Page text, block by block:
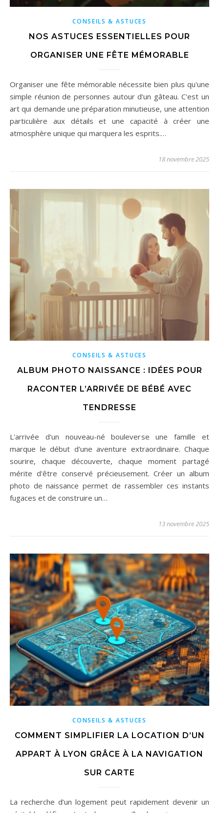
CONSEILS & ASTUCES
NOS ASTUCES ESSENTIELLES POUR
ORGANISER UNE FÊTE MÉMORABLE
Organiser une fête mémorable nécessite bien plus qu'une
simple réunion de personnes autour d'un gâteau. C'est un
art qui demande une préparation minutieuse, une attention
particulière aux détails et une capacité à créer une
atmosphère unique qui marquera les esprits.…
18 novembre 2025
CONSEILS & ASTUCES
ALBUM PHOTO NAISSANCE : IDÉES POUR
RACONTER L’ARRIVÉE DE BÉBÉ AVEC
TENDRESSE
L'arrivée d'un nouveau-né bouleverse une famille et
marque le début d'une aventure extraordinaire. Chaque
sourire, chaque découverte, chaque moment partagé
mérite d'être conservé précieusement. Créer un album
photo de naissance permet de rassembler ces instants
fugaces et de construire un…
13 novembre 2025
CONSEILS & ASTUCES
COMMENT SIMPLIFIER LA LOCATION D’UN
APPART À LYON GRÂCE À LA NAVIGATION
SUR CARTE
La recherche d’un logement peut rapidement devenir un